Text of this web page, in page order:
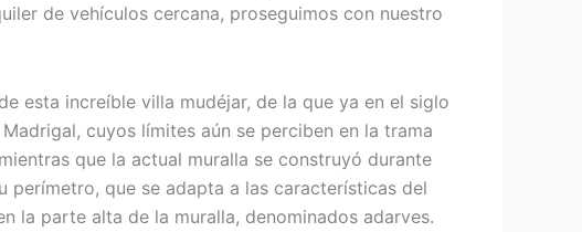
de vehículos cercana, proseguimos con nuestro
esta increíble villa mudéjar, de la que ya en el siglo
cuyos límites aún se perciben en la trama
que la actual muralla se construyó durante
perímetro, que se adapta a las características del
la parte alta de la muralla, denominados adarves.